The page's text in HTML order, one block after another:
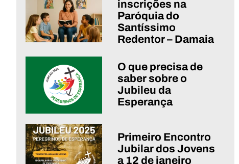
inscrições na
Paróquia do
Santíssimo
Redentor – Damaia
O que precisa de
saber sobre o
Jubileu da
Esperança
Primeiro Encontro
Jubilar dos Jovens
a 12 de janeiro